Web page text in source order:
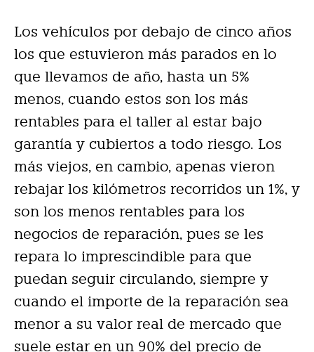
Los vehículos por debajo de cinco años
los que estuvieron más parados en lo
que llevamos de año, hasta un 5%
menos, cuando estos son los más
rentables para el taller al estar bajo
garantía y cubiertos a todo riesgo. Los
más viejos, en cambio, apenas vieron
rebajar los kilómetros recorridos un 1%, y
son los menos rentables para los
negocios de reparación, pues se les
repara lo imprescindible para que
puedan seguir circulando, siempre y
cuando el importe de la reparación sea
menor a su valor real de mercado que
suele estar en un 90% del precio de